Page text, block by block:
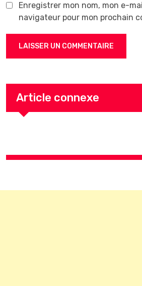
Enregistrer mon nom, mon e-
navigateur pour mon prochain
Article connexe